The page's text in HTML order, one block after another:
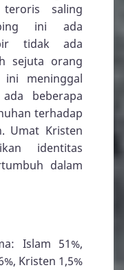
saling
ini ada
tidak ada
sejuta orang
meninggal
beberapa
terhadap
Umat Kristen
identitas
dalam
Islam 51%,
Kristen 1,5%